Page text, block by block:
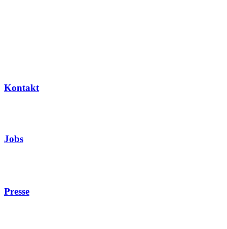
Kontakt
Jobs
Presse